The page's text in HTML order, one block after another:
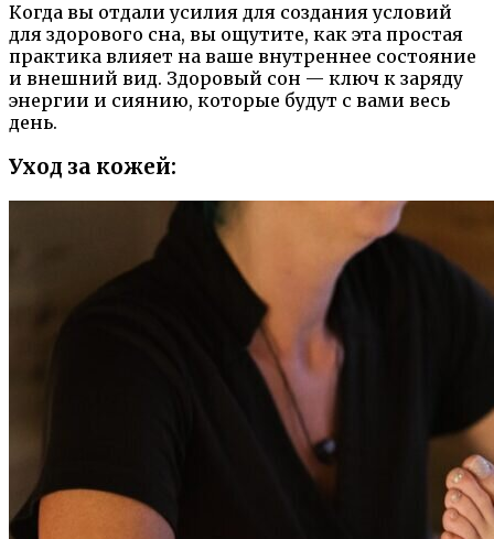
Когда вы отдали усилия для создания условий
для здорового сна, вы ощутите, как эта простая
практика влияет на ваше внутреннее состояние
и внешний вид. Здоровый сон — ключ к заряду
энергии и сиянию, которые будут с вами весь
день.
Уход за кожей: